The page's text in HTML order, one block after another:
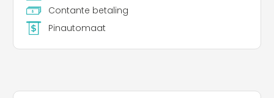
Contante betaling
Pinautomaat